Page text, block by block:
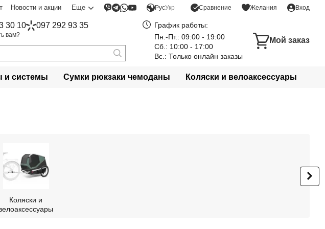
Новости и акции Еще РусУкр Сравнение Желания Вход
30 10 097 292 93 35
вам?
График работы:
Пн.-Пт.: 09:00 - 19:00
Сб.: 10:00 - 17:00
Вс.: Только онлайн заказы
Мой заказ
и системы Сумки рюкзаки чемоданы Коляски и велоаксессуары
Коляски и